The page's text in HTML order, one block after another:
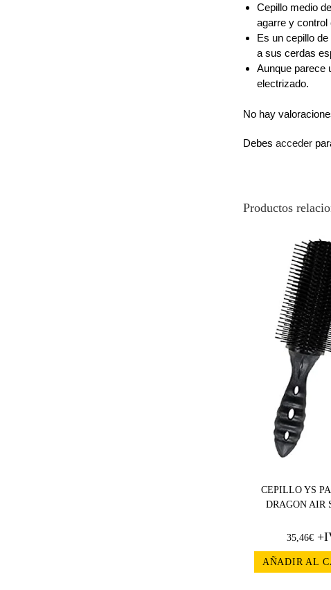
Cepillo medio
agarre y control
Es un cepillo
a sus cerdas
Aunque parece
electrizado.
No hay
Debesacceder
Productos
CEPILLO YS
DRAGON AIR
35,46€
AÑADIR AL